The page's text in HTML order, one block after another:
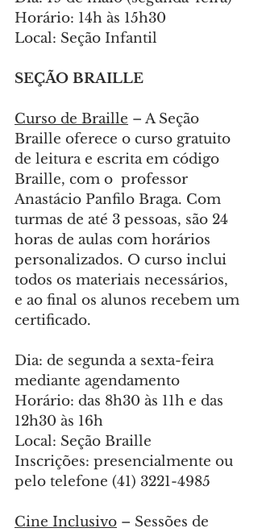
Horário: 14h às 15h30
Local: Seção Infantil
SEÇÃO BRAILLE
Curso de Braille – A Seção
Braille oferece o curso gratuito
de leitura e escrita em código
Braille, com o  professor
Anastácio Panfilo Braga. Com
turmas de até 3 pessoas, são 24
horas de aulas com horários
personalizados. O curso inclui
todos os materiais necessários,
e ao final os alunos recebem um
certificado.
Dia: de segunda a sexta-feira
mediante agendamento
Horário: das 8h30 às 11h e das
12h30 às 16h
Local: Seção Braille
Inscrições: presencialmente ou
pelo telefone (41) 3221-4985
Cine Inclusivo – Sessões de